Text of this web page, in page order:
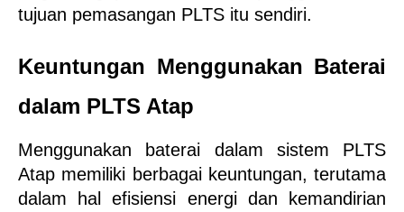
tujuan pemasangan PLTS itu sendiri.
Keuntungan Menggunakan Baterai
dalam PLTS Atap
Menggunakan baterai dalam sistem PLTS
Atap memiliki berbagai keuntungan, terutama
dalam hal efisiensi energi dan kemandirian